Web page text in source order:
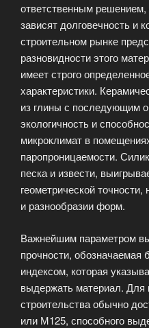
ответственным решением,
зависят долговечность и
строительном рынке
разновидности этого
имеет строго
характеристики.
из глины с последующим
экологичность и
микроклимат в
паропроницаемости.
песка и извести,
геометрической точности,
и разнообразии форм.
Важнейшим параметром
прочности,
индексом, которая
выдержать материал. Для
строительства обычно
или М125, способного